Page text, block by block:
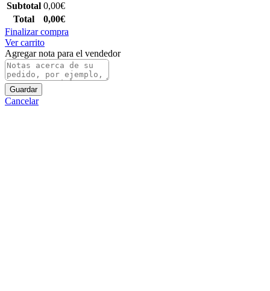
Subtotal 0,00€
Total
0,00€
Finalizar compra
Ver carrito
Agregar nota para el vendedor
Guardar
Cancelar